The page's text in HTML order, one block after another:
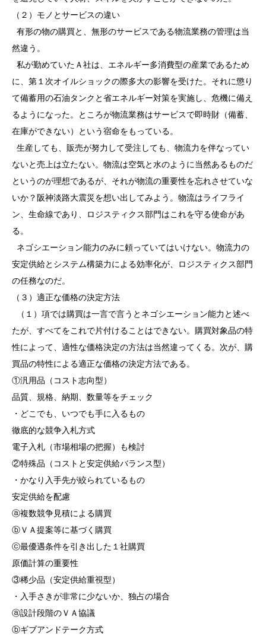
（２）モノとサービスの違い
有形の物の購買と、無形のサービスである物流業務の管理は当
然違う。
私が勤めていたＡ社は、エネルギー多消費型の産業であるため
に、第１次オイルショックの際多大の影響を受けた。それに懲り
て備蓄用の石油タンクと省エネルギー対策を実施し、危機に備え
るようになった。ところが物流業務はサービスで即時財（備蓄、
在庫ができない）という宿命をもっている。
生産しても、販売が努力して受注しても、物流力を伴なってい
ないと売上は立たない。物流は空気と水のように当然あるものだ
というのが理想であるが、それが物流の重要性を忘れさせていな
いか？阪神淡路大震災を想い出してみよう。物流はライフライ
ン、生命線であり、ロジスティクス部門はこれを守る使命があ
る。
ネゴシエーション能力のみに頼っていてはいけない。物流力の
安定供給とシステム構築力による効率化が、ロジスティクス部門
の任務なのだ。
（３）適正な価格の決定方法
（１）項では購買は一言で言うとネゴシエーション能力と述べ
たが、すべてをこれで片付けることはできない。購買対象品の特
性によって、適性な価格決定の方法は当然違ってくる。次が、購
買品の特性による適正な価格の決定方法である。
①汎用品（コスト志向型）
品質、規格、納期、数量等をチェック
・どこでも、いつでも手に入るもの
徹底的な競争入札方式
電子入札（市場相場の把握）も検討
②特殊品（コストと安定供給バランス型）
・かなり入手先が絞られているもの
安定供給を配慮
ⓐ複数競争見積による購買
ⓑＶＡ提案等に基づく購買
ⓒ最優遇条件を引き出した１社購買
原価計算の重要性
③稀少品（安定供給重視型）
・入手さきが非常に少ないか、独占の場合
ⓐ設計段階のＶＡ協議
ⓑギブアンドテーク方式